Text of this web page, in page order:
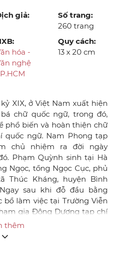
giả:
Số trang:
260 trang
hóa -
nghệ
Quy cách:
13 x 20 cm
XIX, ở Việt Nam xuất hiện
chữ quốc ngữ, trong đó,
phổ biến và hoàn thiện chữ
quốc ngữ. Nam Phong tạp
chủ nhiệm ra đời ngày
Phạm Quỳnh sinh tại Hà
Ngọc, tổng Ngọc Cục, phủ
Thúc Kháng, huyện Bình
sau khi đỗ đầu bằng
làm việc tại Trường Viễn
gia Đông Dương tạp chí
độc giả đương thời chú ý. Vì
và những đóng góp, trải
thêm